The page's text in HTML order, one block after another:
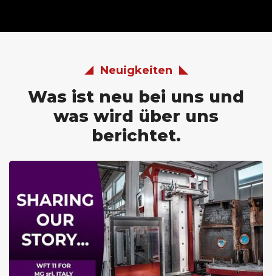
Neuigkeiten
Was ist neu bei uns und
was wird über uns
berichtet.